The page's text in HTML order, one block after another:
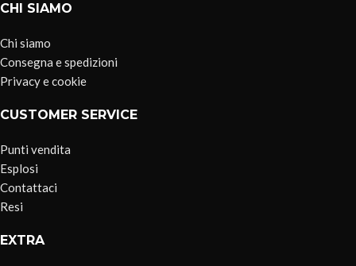
CHI SIAMO
Chi siamo
Consegna e spedizioni
Privacy e cookie
CUSTOMER SERVICE
Punti vendita
Esplosi
Contattaci
Resi
EXTRA